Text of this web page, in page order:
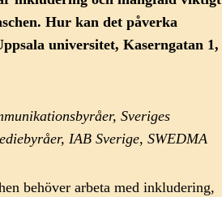
Hur kan det påverka
universitet, Kaserngatan 1,
Sveriges
IAB Sverige, SWEDMA
behöver arbeta med inkludering,